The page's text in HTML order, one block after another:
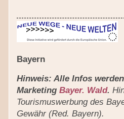
Bayern
Hinweis: Alle Infos
Marketing Bayer. Wald.
Tourismuswerbung des
Gewähr (Red. Bayern).